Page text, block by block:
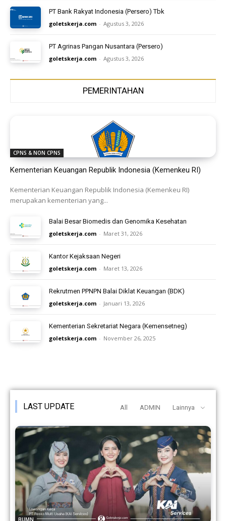
PT Bank Rakyat Indonesia (Persero) Tbk
goletskerja.com - Agustus 3, 2026
PT Agrinas Pangan Nusantara (Persero)
goletskerja.com - Agustus 3, 2026
PEMERINTAHAN
CPNS & NON CPNS
Kementerian Keuangan Republik Indonesia (Kemenkeu RI)
Kementerian Keuangan Republik Indonesia (Kemenkeu RI)
merupakan kementerian yang...
Balai Besar Biomedis dan Genomika Kesehatan
goletskerja.com - Maret 31, 2026
Kantor Kejaksaan Negeri
goletskerja.com - Maret 13, 2026
Rekrutmen PPNPN Balai Diklat Keuangan (BDK)
goletskerja.com - Januari 13, 2026
Kementerian Sekretariat Negara (Kemensetneg)
goletskerja.com - November 26, 2025
LAST UPDATE All ADMIN Lainnya